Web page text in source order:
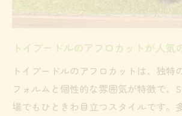
顔バリや耳長めで変わるア
ビションフリーゼ風のアフ
める
トイプードルのカット王道
スタイル
トイプードルのアフロカットが人気
トイプードルのアフロカットは、独特
フォルムと個性的な雰囲気が特徴で、
場でもひときわ目立つスタイルです。